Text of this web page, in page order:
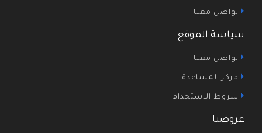
تواصل معنا
سياسة الموقع
تواصل معنا
مركز المساعدة
شروط الاستخدام
عروضنا